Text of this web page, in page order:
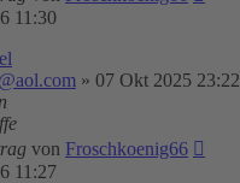
11:30
» 07 Okt 2025 23:22
von Froschkoenig66
11:27